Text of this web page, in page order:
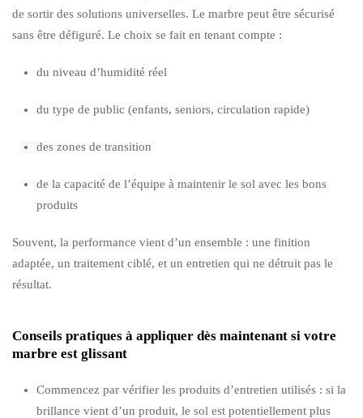
de sortir des solutions universelles. Le marbre peut être sécurisé
sans être défiguré. Le choix se fait en tenant compte :
du niveau d’humidité réel
du type de public (enfants, seniors, circulation rapide)
des zones de transition
de la capacité de l’équipe à maintenir le sol avec les bons
produits
Souvent, la performance vient d’un ensemble : une finition
adaptée, un traitement ciblé, et un entretien qui ne détruit pas le
résultat.
Conseils pratiques à appliquer dès maintenant si votre
marbre est glissant
Commencez par vérifier les produits d’entretien utilisés : si la
brillance vient d’un produit, le sol est potentiellement plus